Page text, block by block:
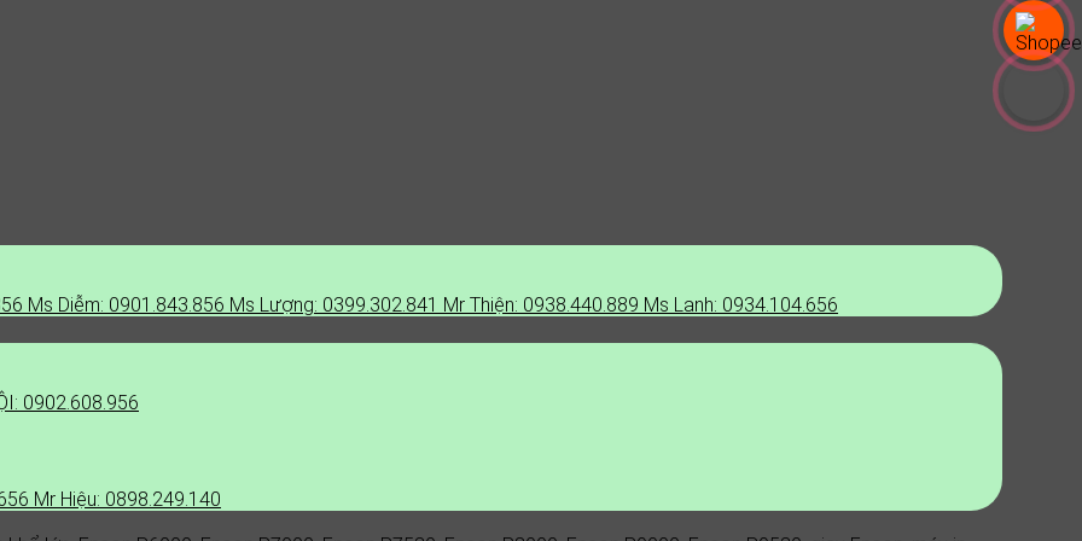
Ms Diễm: 0901.843.856 Ms Lượng: 0399.302.841 Mr Thiện: 0938.440.889 Ms Lanh: 0934.104.656
0902.608.956
Mr Hiệu: 0898.249.140